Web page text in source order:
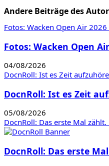
Andere Beiträge des
Fotos: Wacken Open Air 2026
Fotos: Wacken Open
04/08/2026
DocnRoll: Ist es Zeit
DocnRoll: Ist es Zeit
05/08/2026
DocnRoll: Das erste Mal
DocnRoll: Das erste